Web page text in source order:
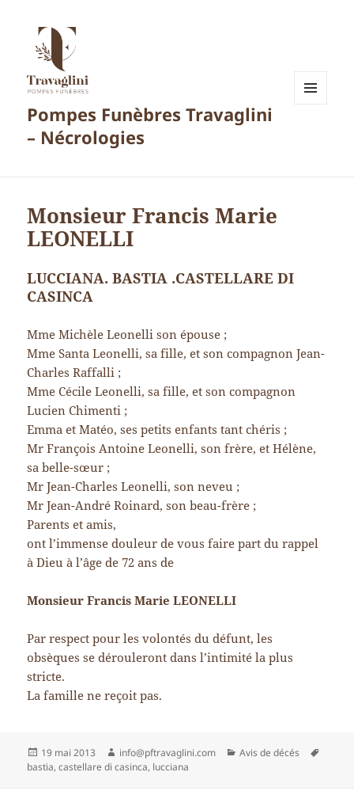
Pompes Funèbres Travaglini
– Nécrologies
Monsieur Francis Marie
LEONELLI
LUCCIANA. BASTIA .CASTELLARE DI
CASINCA
Mme Michèle Leonelli son épouse ;
Mme Santa Leonelli, sa fille, et son compagnon Jean-
Charles Raffalli ;
Mme Cécile Leonelli, sa fille, et son compagnon
Lucien Chimenti ;
Emma et Matéo, ses petits enfants tant chéris ;
Mr François Antoine Leonelli, son frère, et Hélène,
sa belle-sœur ;
Mr Jean-Charles Leonelli, son neveu ;
Mr Jean-André Roinard, son beau-frère ;
Parents et amis,
ont l’immense douleur de vous faire part du rappel
à Dieu à l’âge de 72 ans de
Monsieur Francis Marie LEONELLI
Par respect pour les volontés du défunt, les
obsèques se dérouleront dans l’intimité la plus
stricte.
La famille ne reçoit pas.
Publié
le
19 mai 2013 Auteur
info@pftravaglini.com Catégories
Avis de décés
bastia,castellare di casinca, lucciana